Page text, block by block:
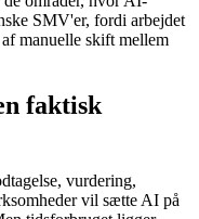
SMV'er, fordi arbejdet
manuelle skift mellem
faktisk
vurdering,
vil sætte AI på